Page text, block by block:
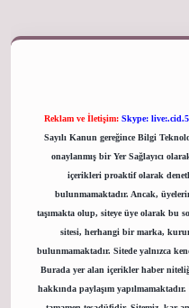
Reklam ve İletişim: Skype:
Sayılı Kanun gereğince Bilgi
onaylanmış bir Yer Sağlayıcı
içerikleri proaktif olarak
bulunmamaktadır. Ancak,
taşımakta olup, siteye üye olarak bu
sitesi, herhangi bir marka,
bulunmamaktadır. Sitede yalnızca
Burada yer alan içerikler haber
hakkında paylaşım